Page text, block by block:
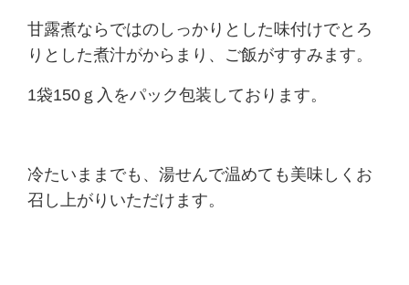
甘露煮ならではのしっかりとした味付けでとろ
りとした煮汁がからまり、ご飯がすすみます。
1袋150ｇ入をパック包装しております。
冷たいままでも、湯せんで温めても美味しくお
召し上がりいただけます。